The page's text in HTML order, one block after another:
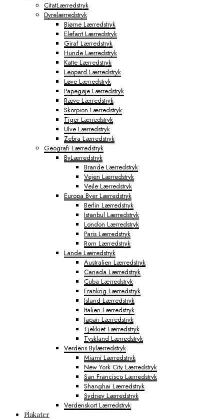
CitatLærredstryk
Dyrelærredstryk
Bjørne Lærredstryk
Elefant Lærredstryk
Giraf Lærredstryk
Hunde Lærredstryk
Katte Lærredstryk
Leopard Lærredstryk
Løve Lærredstryk
Papegøje Lærredstryk
Ræve Lærredstryk
Skorpion Lærredstryk
Tiger Lærredstryk
Ulve Lærredstryk
Zebra Lærredstryk
Geografi Lærredstryk
ByLærredstryk
Brande Lærredstryk
Vejen Lærredstryk
Vejle Lærredstryk
Europa Byer Lærredstryk
Berlin Lærredstryk
Istanbul Lærredstryk
London Lærredstryk
Paris Lærredstryk
Rom Lærredstryk
Lande Lærredstryk
Australien Lærredstryk
Canada Lærredstryk
Cuba Lærredstryk
Frankrig Lærredstryk
Island Lærredstryk
Italien Lærredstryk
Japan Lærredstryk
Tjekkiet Lærredstryk
Tyskland Lærredstryk
Verdens Bylærredstryk
Miami Lærredstryk
New York City Lærredstryk
San Francisco Lærredstryk
Shanghai Lærredstryk
Sydney Lærredstryk
Verdenskort Lærredstryk
Plakater